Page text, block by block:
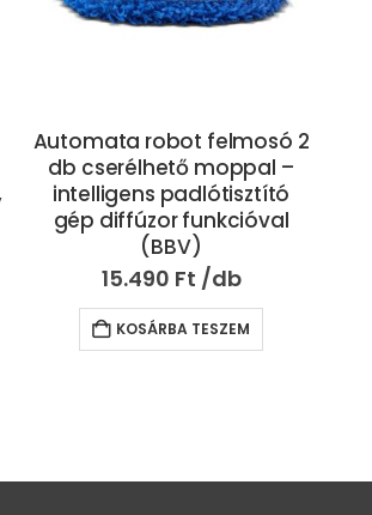
Vezeték nélküli,
akkumulátoros álló
porszívó HEPA szűrővel –
autó és lakás takarításhoz
is rendkívül praktikus –
120W (BBV)
12.990Ft
KOSÁRBA TESZEM